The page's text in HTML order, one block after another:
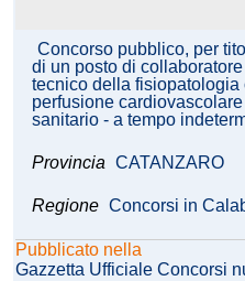
Concorso pubblico, per
di un posto di
tecnico della
perfusione
sanitario - a tempo
Provincia CATANZARO
Regione Concorsi in
Pubblicato nella
Gazzetta Ufficiale Concorsi